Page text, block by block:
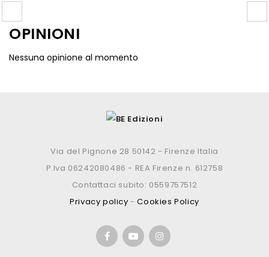
OPINIONI
Nessuna opinione al momento
Via del Pignone 28 50142 - Firenze Italia
P.Iva 06242080486 - REA Firenze n. 612758
Contattaci subito: 0559757512
Privacy policy -Cookies Policy